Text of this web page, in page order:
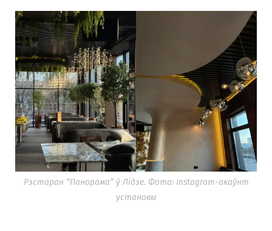
Рэстаран “Панорама” ў Лідзе. Фота: Instagram-акаўнт
установы